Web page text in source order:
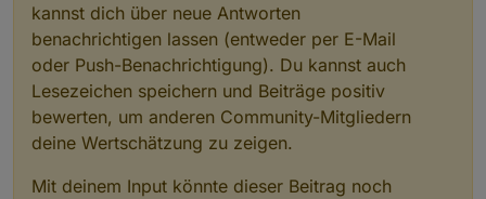
kannst dich über neue Antworten
benachrichtigen lassen (entweder per E-Mail
oder Push-Benachrichtigung). Du kannst auch
Lesezeichen speichern und Beiträge positiv
bewerten, um anderen Community-Mitgliedern
deine Wertschätzung zu zeigen.
Mit deinem Input könnte dieser Beitrag noch